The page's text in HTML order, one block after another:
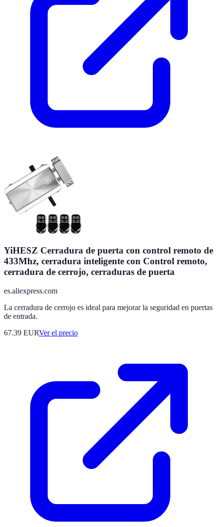
YiHESZ Cerradura de puerta con control remoto de
433Mhz, cerradura inteligente con Control remoto,
cerradura de cerrojo, cerraduras de puerta
es.aliexpress.com
La cerradura de cerrojo es ideal para mejorar la seguridad en puertas
de entrada.
67.39 EURVer el precio